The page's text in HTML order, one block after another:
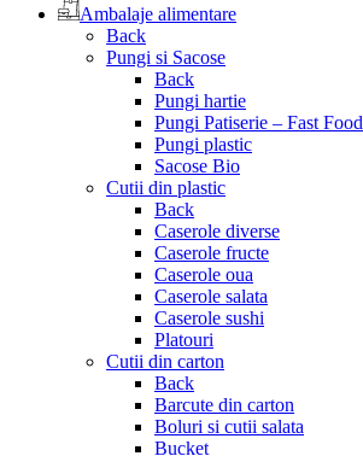
Ambalaje alimentare
Back
Pungi si Sacose
Back
Pungi hartie
Pungi Patiserie – Fast Food
Pungi plastic
Sacose Bio
Cutii din plastic
Back
Caserole diverse
Caserole fructe
Caserole oua
Caserole salata
Caserole sushi
Platouri
Cutii din carton
Back
Barcute din carton
Boluri si cutii salata
Bucket